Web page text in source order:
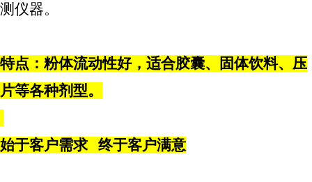
测仪器。
特点：粉体流动性好，适合胶囊、固体饮料、压
片等各种剂型。
始于客户需求终于客户满意